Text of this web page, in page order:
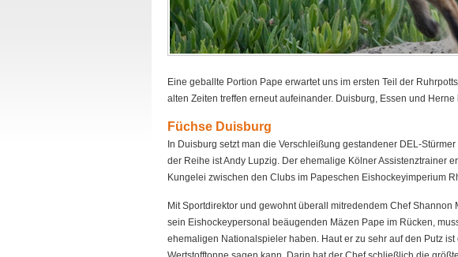
Eine geballte Portion Pape erwartet uns im ersten Teil der
alten Zeiten treffen erneut aufeinander. Duisburg, Essen und
Füchse Duisburg
In Duisburg setzt man die Verschleißung gestandener DEL-
der Reihe ist Andy Lupzig. Der ehemalige Kölner Assistenztrainer
Kungelei zwischen den Clubs im Papeschen Eishockeyimperium
Mit Sportdirektor und gewohnt überall mitredendem Chef
sein Eishockeypersonal beäugenden Mäzen Pape im Rücken,
ehemaligen Nationalspieler haben. Haut er zu sehr auf den Putz